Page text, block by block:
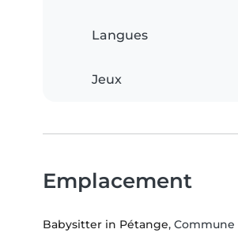
Langues
Jeux
Emplacement
Babysitter in Pétange,